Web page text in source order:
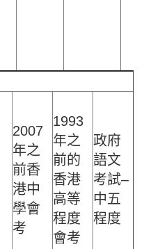
2007
年之
前香
港中
學會
考
1993
年之
前的
香港
高等
程度
會考
政府
語文
考試–
中五
程度